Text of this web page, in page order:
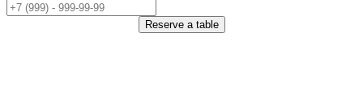
Reserve a table